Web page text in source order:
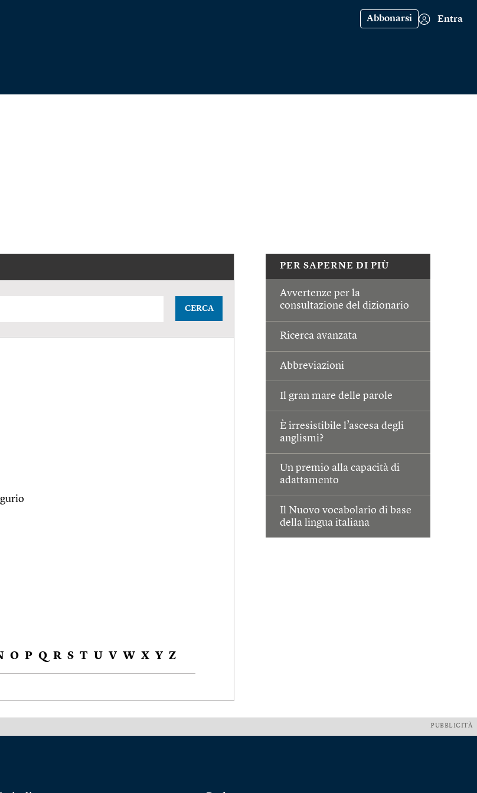
Abbonarsi Entra
PER SAPERNE DI PIÙ
Avvertenze per la
consultazione del dizionario
Ricerca avanzata
Abbreviazioni
Il gran mare delle parole
È irresistibile l’ascesa degli
anglismi?
Un premio alla capacità di
adattamento
Il Nuovo vocabolario di base
della lingua italiana
CERCA
O P Q R S T U V W X Y Z
PUBBLICITÀ